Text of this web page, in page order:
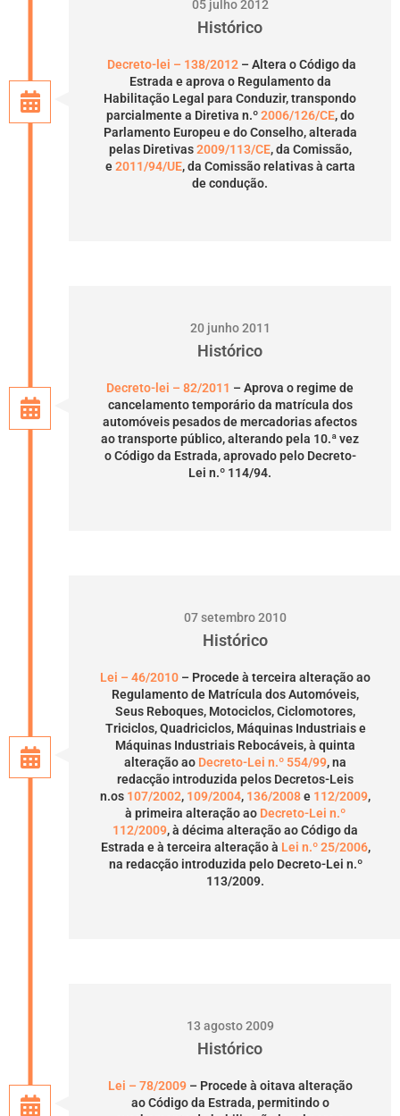
05 julho 2012
Histórico
Decreto-lei – 138/2012– Altera o Código da
Estrada e aprova o Regulamento da
Habilitação Legal para Conduzir, transpondo
parcialmente a Diretiva n.º2006/126/CE, do
Parlamento Europeu e do Conselho, alterada
pelas Diretivas2009/113/CE, da Comissão,
e2011/94/UE, da Comissão relativas à carta
de condução.
20 junho 2011
Histórico
Decreto-lei – 82/2011 – Aprova o regime de
cancelamento temporário da matrícula dos
automóveis pesados de mercadorias afectos
ao transporte público, alterando pela 10.ª vez
o Código da Estrada, aprovado pelo Decreto-
Lei n.º 114/94.
07 setembro 2010
Histórico
Lei – 46/2010 – Procede à terceira alteração ao
Regulamento de Matrícula dos Automóveis,
Seus Reboques, Motociclos, Ciclomotores,
Triciclos, Quadriciclos, Máquinas Industriais e
Máquinas Industriais Rebocáveis, à quinta
alteração ao Decreto-Lei n.º 554/99, na
redacção introduzida pelos Decretos-Leis
n.os 107/2002, 109/2004, 136/2008e 112/2009,
à primeira alteração ao Decreto-Lei n.º
112/2009, à décima alteração ao Código da
Estrada e à terceira alteração à Lei n.º 25/2006,
na redacção introduzida pelo Decreto-Lei n.º
113/2009.
13 agosto 2009
Histórico
Lei – 78/2009– Procede à oitava alteração
ao Código da Estrada, permitindo o